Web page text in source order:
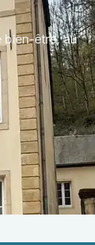
bien-être, au